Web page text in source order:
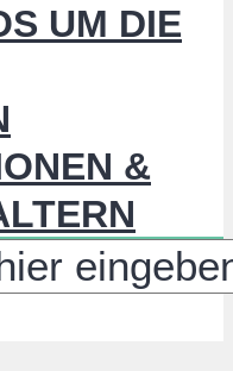
UM DIE
&